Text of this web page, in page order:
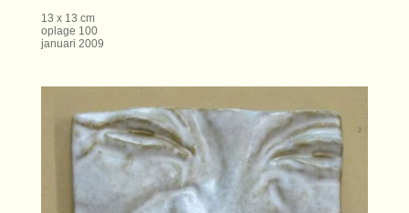
13 x 13 cm
oplage 100
januari 2009